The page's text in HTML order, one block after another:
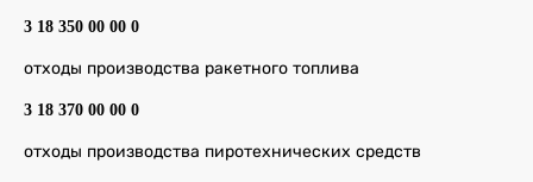
3 18 350 00 00 0
отходы производства ракетного топлива
3 18 370 00 00 0
отходы производства пиротехнических средств